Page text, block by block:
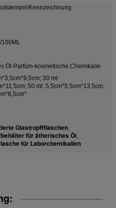
Kennzeichnung
100ML
Öl-Parfüm-kosmetische Chemikalie
30 ml:
50 ml: 5,5cm*5,5cm*13,5cm;
Glastropffflaschen,
für ätherisches Öl,
für Laborchemikalien